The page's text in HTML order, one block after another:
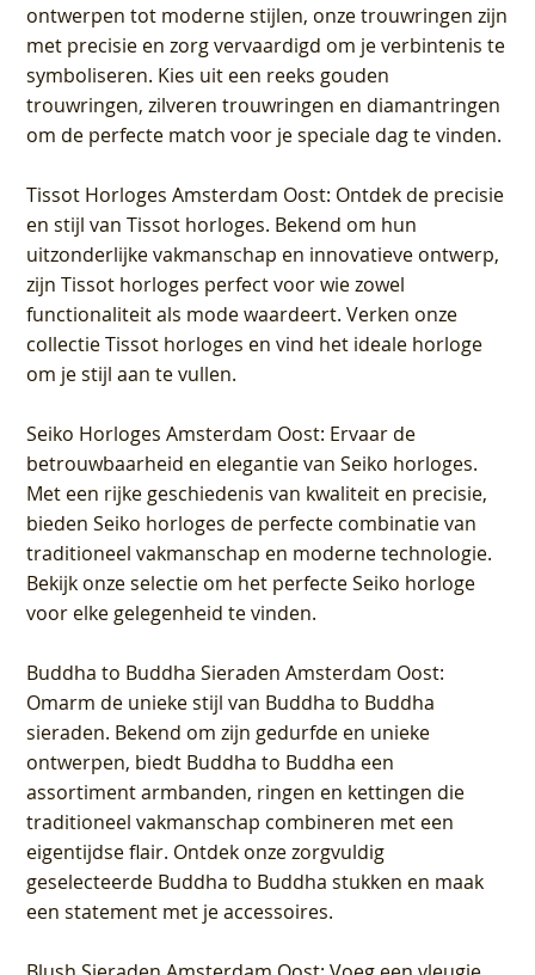
ontwerpen tot moderne stijlen, onze trouwringen zijn
met precisie en zorg vervaardigd om je verbintenis te
symboliseren. Kies uit een reeks gouden
trouwringen, zilveren trouwringen en diamantringen
om de perfecte match voor je speciale dag te vinden.
Tissot Horloges Amsterdam Oost: Ontdek de precisie
en stijl van Tissot horloges. Bekend om hun
uitzonderlijke vakmanschap en innovatieve ontwerp,
zijn Tissot horloges perfect voor wie zowel
functionaliteit als mode waardeert. Verken onze
collectie Tissot horloges en vind het ideale horloge
om je stijl aan te vullen.
Seiko Horloges Amsterdam Oost: Ervaar de
betrouwbaarheid en elegantie van Seiko horloges.
Met een rijke geschiedenis van kwaliteit en precisie,
bieden Seiko horloges de perfecte combinatie van
traditioneel vakmanschap en moderne technologie.
Bekijk onze selectie om het perfecte Seiko horloge
voor elke gelegenheid te vinden.
Buddha to Buddha Sieraden Amsterdam Oost:
Omarm de unieke stijl van Buddha to Buddha
sieraden. Bekend om zijn gedurfde en unieke
ontwerpen, biedt Buddha to Buddha een
assortiment armbanden, ringen en kettingen die
traditioneel vakmanschap combineren met een
eigentijdse flair. Ontdek onze zorgvuldig
geselecteerde Buddha to Buddha stukken en maak
een statement met je accessoires.